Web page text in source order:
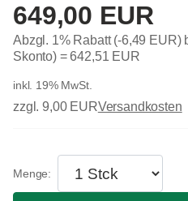
649,00 EUR
Abzgl. 1% Rabatt (-6,49 EUR)
Skonto) =642,51 EUR
inkl. 19% MwSt.
zzgl. 9,00 EURVersandkosten